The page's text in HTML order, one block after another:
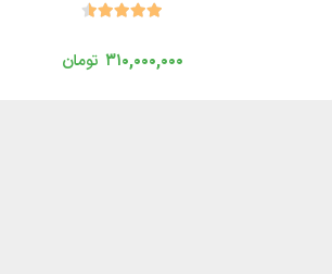
تومان ۳۱۰,۰۰۰,۰۰۰